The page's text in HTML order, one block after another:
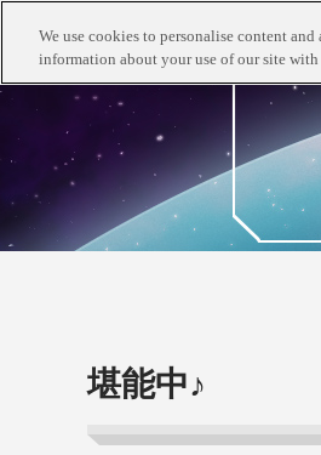
堪能中♪
We use cookies to personalise content
information about your use of our site